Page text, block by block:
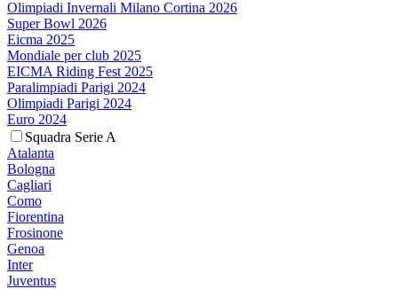
Olimpiadi Invernali Milano Cortina 2026
Super Bowl 2026
Eicma 2025
Mondiale per club 2025
EICMA Riding Fest 2025
Paralimpiadi Parigi 2024
Olimpiadi Parigi 2024
Euro 2024
Squadra Serie A
Atalanta
Bologna
Cagliari
Como
Fiorentina
Frosinone
Genoa
Inter
Juventus